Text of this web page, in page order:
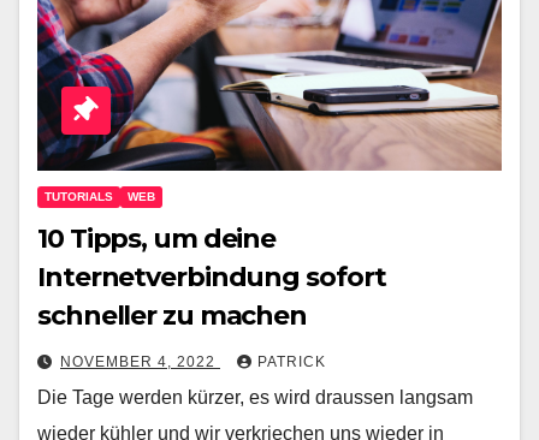
TUTORIALS WEB
10 Tipps, um deine
Internetverbindung sofort
schneller zu machen
NOVEMBER 4, 2022 PATRICK
Die Tage werden kürzer, es wird draussen langsam
wieder kühler und wir verkriechen uns wieder in